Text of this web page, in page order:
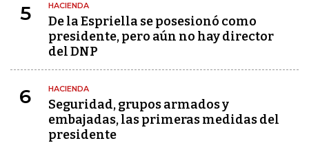
5 HACIENDA
De la Espriella se posesionó como
presidente, pero aún no hay director
del DNP
6 HACIENDA
Seguridad, grupos armados y
embajadas, las primeras medidas del
presidente